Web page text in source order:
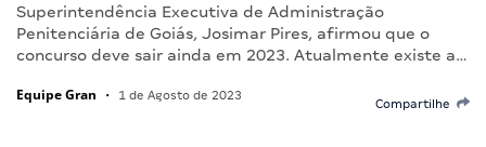
Superintendência Executiva de Administração
Penitenciária de Goiás, Josimar Pires, afirmou que o
concurso deve sair ainda em 2023. Atualmente existe a…
Equipe Gran • 1 de Agosto de 2023
Compartilhe